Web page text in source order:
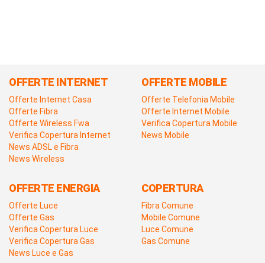
OFFERTE INTERNET
Offerte Internet Casa
Offerte Fibra
Offerte Wireless Fwa
Verifica Copertura Internet
News ADSL e Fibra
News Wireless
OFFERTE MOBILE
Offerte Telefonia Mobile
Offerte Internet Mobile
Verifica Copertura Mobile
News Mobile
OFFERTE ENERGIA
Offerte Luce
Offerte Gas
Verifica Copertura Luce
Verifica Copertura Gas
News Luce e Gas
COPERTURA
Fibra Comune
Mobile Comune
Luce Comune
Gas Comune